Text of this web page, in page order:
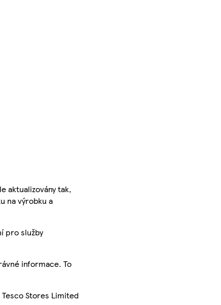
aktualizovány tak,
na výrobku a
pro služby
informace. To
Stores Limited